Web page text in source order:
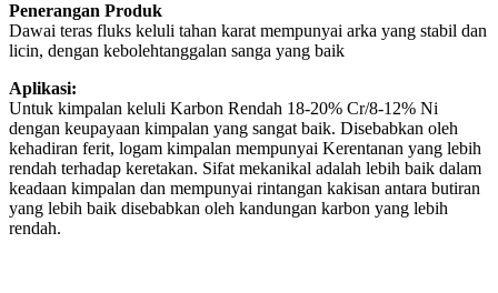
Penerangan Produk
Dawai teras fluks keluli tahan karat mempunyai arka yang stabil dan
licin, dengan kebolehtanggalan sanga yang baik
Aplikasi:
Untuk kimpalan keluli Karbon Rendah 18-20% Cr/8-12% Ni
dengan keupayaan kimpalan yang sangat baik. Disebabkan oleh
kehadiran ferit, logam kimpalan mempunyai Kerentanan yang lebih
rendah terhadap keretakan. Sifat mekanikal adalah lebih baik dalam
keadaan kimpalan dan mempunyai rintangan kakisan antara butiran
yang lebih baik disebabkan oleh kandungan karbon yang lebih
rendah.